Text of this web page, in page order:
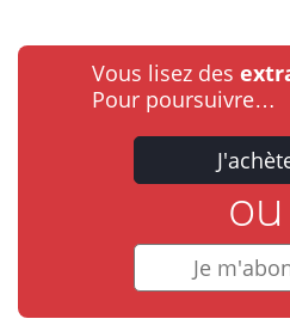
Vous lisez des
Pour poursuivre…
ou
Je